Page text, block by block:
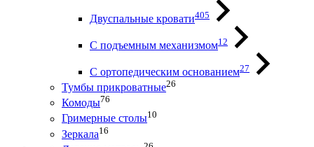
Двуспальные кровати405
С подъемным механизмом12
С ортопедическим основанием27
Тумбы прикроватные26
Комоды76
Гримерные столы10
Зеркала16